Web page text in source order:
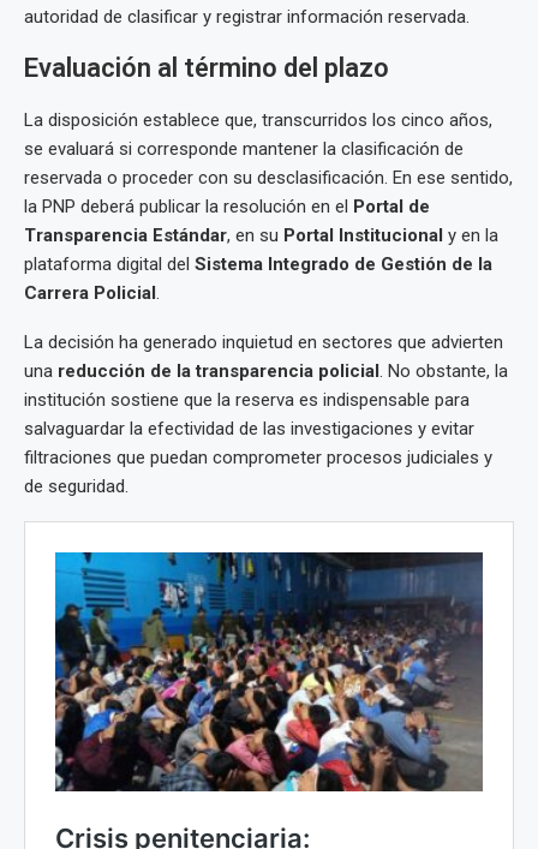
autoridad de clasificar y registrar información reservada.
Evaluación al término del plazo
La disposición establece que, transcurridos los cinco años,
se evaluará si corresponde mantener la clasificación de
reservada o proceder con su desclasificación. En ese sentido,
la PNP deberá publicar la resolución en el Portal de
Transparencia Estándar, en su Portal Institucional y en la
plataforma digital del Sistema Integrado de Gestión de la
Carrera Policial.
La decisión ha generado inquietud en sectores que advierten
una reducción de la transparencia policial. No obstante, la
institución sostiene que la reserva es indispensable para
salvaguardar la efectividad de las investigaciones y evitar
filtraciones que puedan comprometer procesos judiciales y
de seguridad.